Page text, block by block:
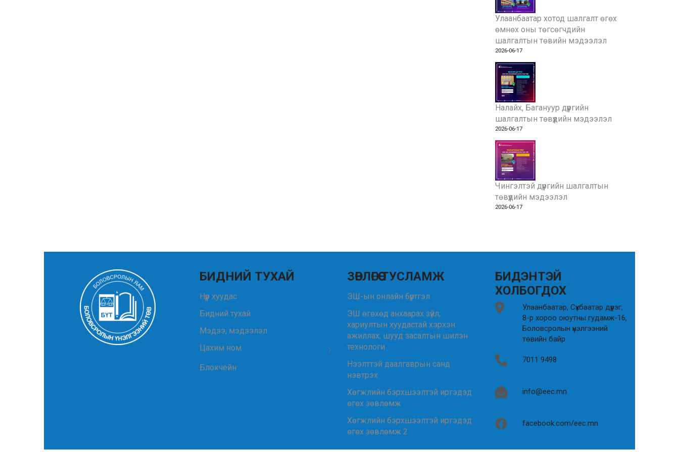
Улаанбаатар хотод шалгалт өгөх
өмнөх оны төгсөгчдийн
шалгалтын төвийн мэдээлэл
2026-06-17
Налайх, Багануур дүүргийн
шалгалтын төвүүдийн мэдээлэл
2026-06-17
Чингэлтэй дүүргийн шалгалтын
төвүүдийн мэдээлэл
2026-06-17
БИДНИЙ ТУХАЙ
Нүүр хуудас
Бидний тухай
Мэдээ, мэдээлэл
Цахим ном
Блокчейн
ЗӨВЛӨГӨӨ ТУСЛАМЖ
ЭШ-ын онлайн бүртгэл
ЭШ өгөхөд анхаарах зүйл,
хариултын хуудастай хэрхэн
ажиллах, шууд засалтын шилэн
технологи
Нээлттэй даалгаврын санд
нэвтрэх
Хөгжлийн бэрхшээлтэй иргэдэд
өгөх зөвлөмж
Хөгжлийн бэрхшээлтэй иргэдэд
өгөх зөвлөмж 2
БИДЭНТЭЙ
ХОЛБОГДОХ
Улаанбаатар, Сүхбаатар дүүрэг,
8-р хороо оюутны гудамж-16,
Боловсролын үнэлгээний
төвийн байр
7011 9498
info@eec.mn
facebook.com/eec.mn